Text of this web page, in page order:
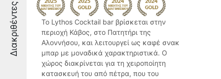
Διακριθέντες
Το Lythos Cocktail bar βρίσκεται στην
περιοχή Κάβος, στο Πατητήρι της
Αλοννήσου, και λειτουργεί ως καφέ σνακ
μπαρ με μοναδικά χαρακτηριστικά. Ο
χώρος διακρίνεται για τη χειροποίητη
κατασκευή του από πέτρα, που του